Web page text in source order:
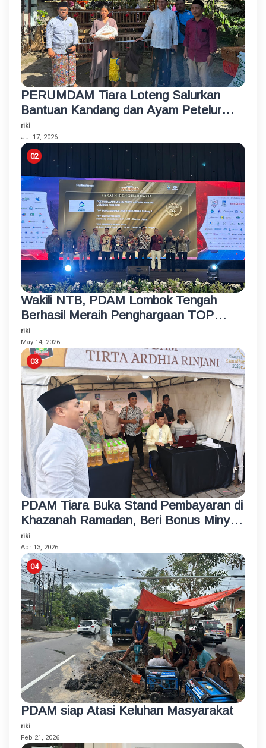
PERUMDAM Tiara Loteng Salurkan
Bantuan Kandang dan Ayam Petelur
Rumahan untuk Santri Korban
Kebakaran
riki
Jul 17, 2026
Wakili NTB, PDAM Lombok Tengah
Berhasil Meraih Penghargaan TOP
BUMD Bintang 4 Tahun 2026
riki
May 14, 2026
PDAM Tiara Buka Stand Pembayaran di
Khazanah Ramadan, Beri Bonus Minyak
Goreng
riki
Apr 13, 2026
PDAM siap Atasi Keluhan Masyarakat
riki
Feb 21, 2026